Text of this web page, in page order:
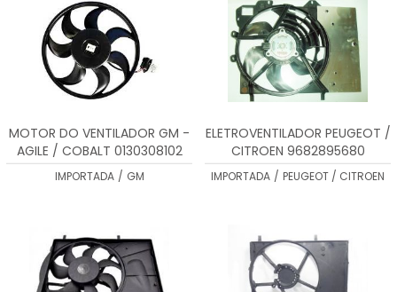
MOTOR DO VENTILADOR GM -
AGILE / COBALT 0130308102
IMPORTADA / GM
ELETROVENTILADOR PEUGEOT /
CITROEN 9682895680
IMPORTADA / PEUGEOT / CITROEN